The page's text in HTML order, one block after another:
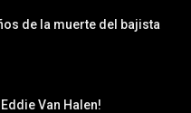
de la muerte del bajista
Van Halen!